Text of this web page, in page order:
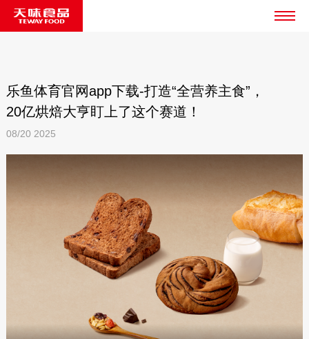
乐鱼体育官网app下载-打造“全营养主食”，
20亿烘焙大亨盯上了这个赛道！
08/20 2025